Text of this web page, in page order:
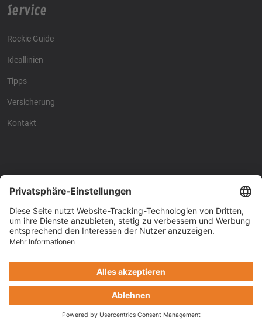
Service
Rockie Guide
Ideallinien
Tipps
Versicherung
Kontakt
Racing4fun - Alles über
Racing4fun - Alles über
Copyright © Racing4Fun 2024 Impressum
Cookie-Einstellungen